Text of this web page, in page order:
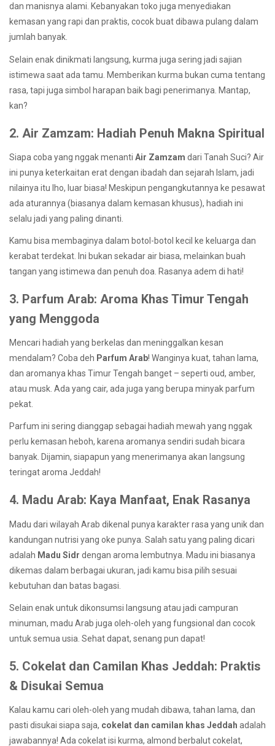
dan manisnya alami. Kebanyakan toko juga menyediakan
kemasan yang rapi dan praktis, cocok buat dibawa pulang dalam
jumlah banyak.
Selain enak dinikmati langsung, kurma juga sering jadi sajian
istimewa saat ada tamu. Memberikan kurma bukan cuma tentang
rasa, tapi juga simbol harapan baik bagi penerimanya. Mantap,
kan?
2. Air Zamzam: Hadiah Penuh Makna Spiritual
Siapa coba yang nggak menanti Air Zamzam dari Tanah Suci? Air
ini punya keterkaitan erat dengan ibadah dan sejarah Islam, jadi
nilainya itu lho, luar biasa! Meskipun pengangkutannya ke pesawat
ada aturannya (biasanya dalam kemasan khusus), hadiah ini
selalu jadi yang paling dinanti.
Kamu bisa membaginya dalam botol-botol kecil ke keluarga dan
kerabat terdekat. Ini bukan sekadar air biasa, melainkan buah
tangan yang istimewa dan penuh doa. Rasanya adem di hati!
3. Parfum Arab: Aroma Khas Timur Tengah
yang Menggoda
Mencari hadiah yang berkelas dan meninggalkan kesan
mendalam? Coba deh Parfum Arab! Wanginya kuat, tahan lama,
dan aromanya khas Timur Tengah banget – seperti oud, amber,
atau musk. Ada yang cair, ada juga yang berupa minyak parfum
pekat.
Parfum ini sering dianggap sebagai hadiah mewah yang nggak
perlu kemasan heboh, karena aromanya sendiri sudah bicara
banyak. Dijamin, siapapun yang menerimanya akan langsung
teringat aroma Jeddah!
4. Madu Arab: Kaya Manfaat, Enak Rasanya
Madu dari wilayah Arab dikenal punya karakter rasa yang unik dan
kandungan nutrisi yang oke punya. Salah satu yang paling dicari
adalah Madu Sidr dengan aroma lembutnya. Madu ini biasanya
dikemas dalam berbagai ukuran, jadi kamu bisa pilih sesuai
kebutuhan dan batas bagasi.
Selain enak untuk dikonsumsi langsung atau jadi campuran
minuman, madu Arab juga oleh-oleh yang fungsional dan cocok
untuk semua usia. Sehat dapat, senang pun dapat!
5. Cokelat dan Camilan Khas Jeddah: Praktis
& Disukai Semua
Kalau kamu cari oleh-oleh yang mudah dibawa, tahan lama, dan
pasti disukai siapa saja, cokelat dan camilan khas Jeddah adalah
jawabannya! Ada cokelat isi kurma, almond berbalut cokelat,